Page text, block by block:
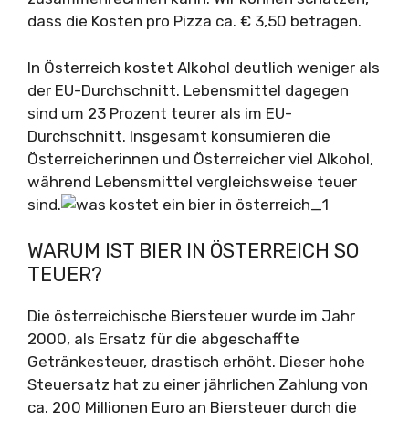
dass die Kosten pro Pizza ca. € 3,50 betragen.
In Österreich kostet Alkohol deutlich weniger als
der EU-Durchschnitt. Lebensmittel dagegen
sind um 23 Prozent teurer als im EU-
Durchschnitt. Insgesamt konsumieren die
Österreicherinnen und Österreicher viel Alkohol,
während Lebensmittel vergleichsweise teuer
sind.
WARUM IST BIER IN ÖSTERREICH SO
TEUER?
Die österreichische Biersteuer wurde im Jahr
2000, als Ersatz für die abgeschaffte
Getränkesteuer, drastisch erhöht. Dieser hohe
Steuersatz hat zu einer jährlichen Zahlung von
ca. 200 Millionen Euro an Biersteuer durch die